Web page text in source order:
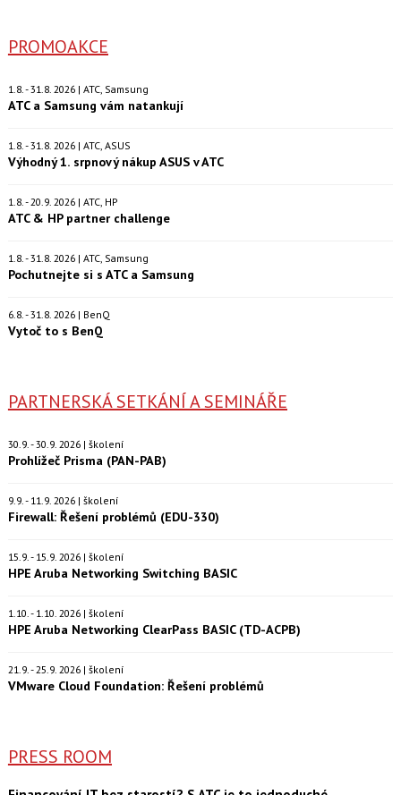
PROMOAKCE
1.8. - 31.8. 2026 | ATC, Samsung
ATC a Samsung vám natankují
1.8. - 31.8. 2026 | ATC, ASUS
Výhodný 1. srpnový nákup ASUS v ATC
1.8. - 20.9. 2026 | ATC, HP
ATC & HP partner challenge
1.8. - 31.8. 2026 | ATC, Samsung
Pochutnejte si s ATC a Samsung
6.8. - 31.8. 2026 | BenQ
Vytoč to s BenQ
PARTNERSKÁ SETKÁNÍ A SEMINÁŘE
30.9. - 30.9. 2026 | školení
Prohlížeč Prisma (PAN-PAB)
9.9. - 11.9. 2026 | školení
Firewall: Řešení problémů (EDU-330)
15.9. - 15.9. 2026 | školení
HPE Aruba Networking Switching BASIC
1.10. - 1.10. 2026 | školení
HPE Aruba Networking ClearPass BASIC (TD-ACPB)
21.9. - 25.9. 2026 | školení
VMware Cloud Foundation: Řešení problémů
PRESS ROOM